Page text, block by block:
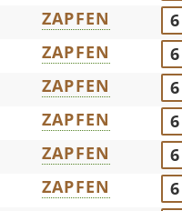
ZAPFEN
6
ZAPFEN
6
ZAPFEN
6
ZAPFEN
6
ZAPFEN
6
ZAPFEN
6